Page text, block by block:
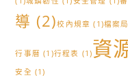
導 (2)校內規章 (1)檔案局
行事曆 (1)行程表 (1)資
安全 (1)